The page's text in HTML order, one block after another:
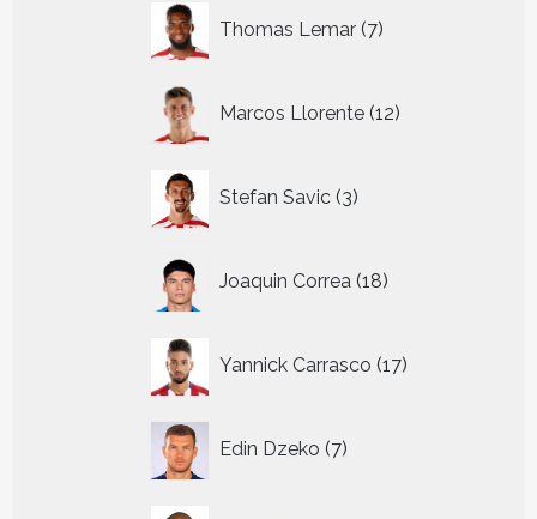
Thomas Lemar 7
producten
Marcos Llorente 12
producten
Stefan Savic 3
producten
Joaquin Correa 18
producten
Yannick Carrasco 17
producten
Edin Dzeko 7
producten